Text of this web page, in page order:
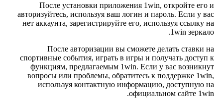
После установки приложения 1win, откройте его и
авторизуйтесь, используя ваш логин и пароль. Если у вас
нет аккаунта, зарегистрируйте его, используя ссылку на
1win зеркало.
После авторизации вы сможете делать ставки на
спортивные события, играть в игры и получать доступ к
функциям, предлагаемым 1win. Если у вас возникнут
вопросы или проблемы, обратитесь к поддержке 1win,
используя контактную информацию, доступную на
официальном сайте 1win.